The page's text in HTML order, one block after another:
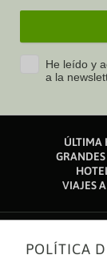
He leído y
a la
ÚLTIMA
VIAJES
Sobre
POLÍTICA